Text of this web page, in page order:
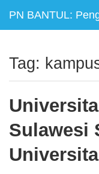
PN BANTUL:
Tag:
Sulawesi